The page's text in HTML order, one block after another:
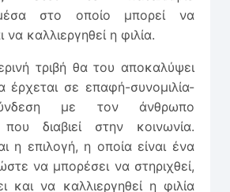
στο οποίο μπορεί να
να καλλιεργηθεί η φιλία.
τριβή θα του αποκαλύψει
έρχεται σε επαφή-συνομιλία-
σύνδεση με τον άνθρωπο
διαβιεί στην κοινωνία.
η επιλογή, η οποία είναι ένα
να μπορέσει να στηριχθεί,
και να καλλιεργηθεί η φιλία